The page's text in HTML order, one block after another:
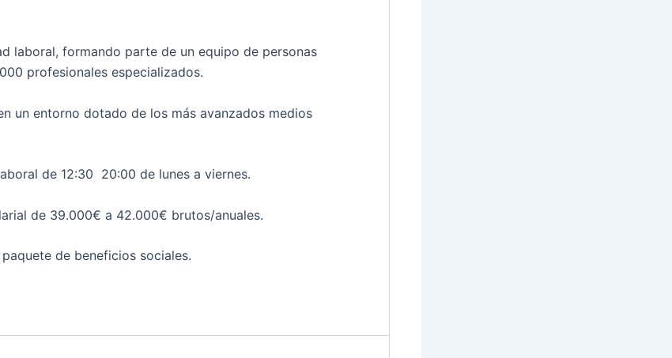
formando parte de un equipo de personas
profesionales especializados.
entorno dotado de los más avanzados medios
de 12:30 20:00 de lunes a viernes.
de 39.000€ a 42.000€ brutos/anuales.
de beneficios sociales.